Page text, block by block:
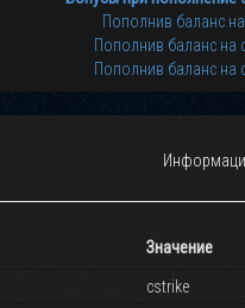
Пополнив баланс
Пополнив баланс на
Пополнив баланс на
Значение
cstrike